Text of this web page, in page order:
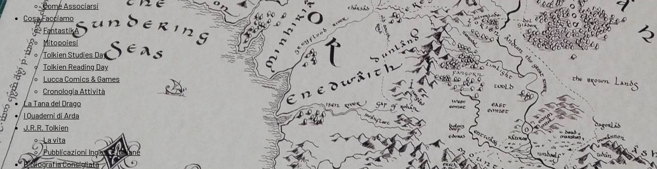
Come Associarsi
Cosa Facciamo
FantastikA
Mitopoiesi
Tolkien Studies Day
Tolkien Reading Day
Lucca Comics & Games
Cronologia Attività
La Tana del Drago
I Quaderni di Arda
J.R.R. Tolkien
La vita
Pubblicazioni Inglesi e Italiane
Bibliografia Consigliata